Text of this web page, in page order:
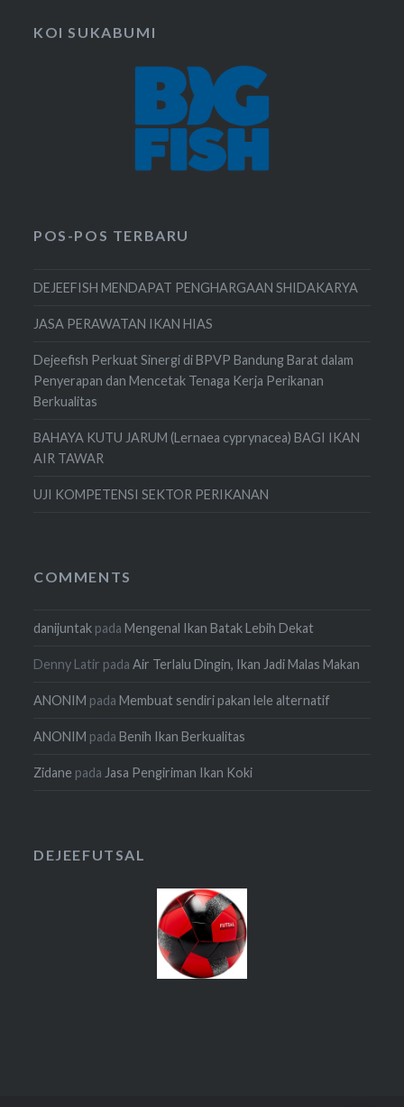
KOI SUKABUMI
POS-POS TERBARU
DEJEEFISH MENDAPAT PENGHARGAAN SHIDAKARYA
JASA PERAWATAN IKAN HIAS
Dejeefish Perkuat Sinergi di BPVP Bandung Barat dalam
Penyerapan dan Mencetak Tenaga Kerja Perikanan
Berkualitas
BAHAYA KUTU JARUM (Lernaea cyprynacea) BAGI IKAN
AIR TAWAR
UJI KOMPETENSI SEKTOR PERIKANAN
COMMENTS
danijuntak padaMengenal Ikan Batak Lebih Dekat
Denny Latir padaAir Terlalu Dingin, Ikan Jadi Malas Makan
ANONIM padaMembuat sendiri pakan lele alternatif
ANONIM padaBenih Ikan Berkualitas
Zidane padaJasa Pengiriman Ikan Koki
DEJEEFUTSAL